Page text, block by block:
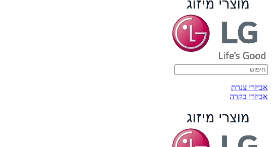
אביזרי צנרת
אביזרי בקרה